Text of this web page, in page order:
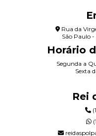
Rua da
São Paulo
Horário
Segunda a
Sexta
Rei